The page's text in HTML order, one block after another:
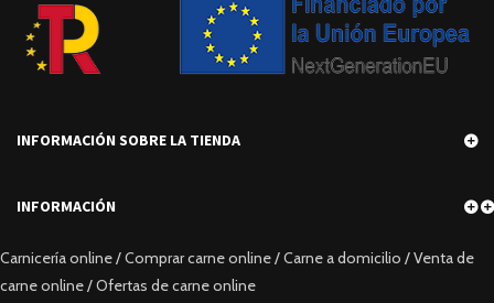
INFORMACIÓN SOBRE LA TIENDA
INFORMACIÓN
Carnicería online / Comprar carne online / Carne a domicilio / Venta de
carne online / Ofertas de carne online